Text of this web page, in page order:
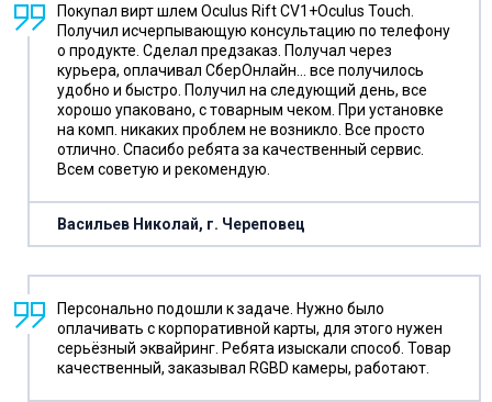
Покупал вирт шлем Oculus Rift CV1+Oculus Touch.
Получил исчерпывающую консультацию по телефону
о продукте. Сделал предзаказ. Получал через
курьера, оплачивал СберОнлайн... все получилось
удобно и быстро. Получил на следующий день, все
хорошо упаковано, с товарным чеком. При установке
на комп. никаких проблем не возникло. Все просто
отлично. Спасибо ребята за качественный сервис.
Всем советую и рекомендую.
Васильев Николай, г. Череповец
Персонально подошли к задаче. Нужно было
оплачивать с корпоративной карты, для этого нужен
серьёзный эквайринг. Ребята изыскали способ. Товар
качественный, заказывал RGBD камеры, работают.